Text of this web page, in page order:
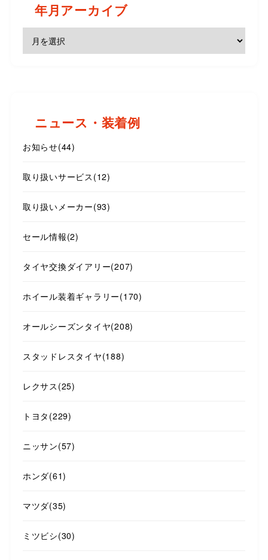
年月アーカイブ
ニュース・装着例
お知らせ(44)
取り扱いサービス (12)
取り扱いメーカー(93)
セール情報(2)
タイヤ交換ダイアリー(207)
ホイール装着ギャラリー(170)
オールシーズンタイヤ(208)
スタッドレスタイヤ(188)
レクサス (25)
トヨタ (229)
ニッサン(57)
ホンダ(61)
マツダ(35)
ミツビシ(30)